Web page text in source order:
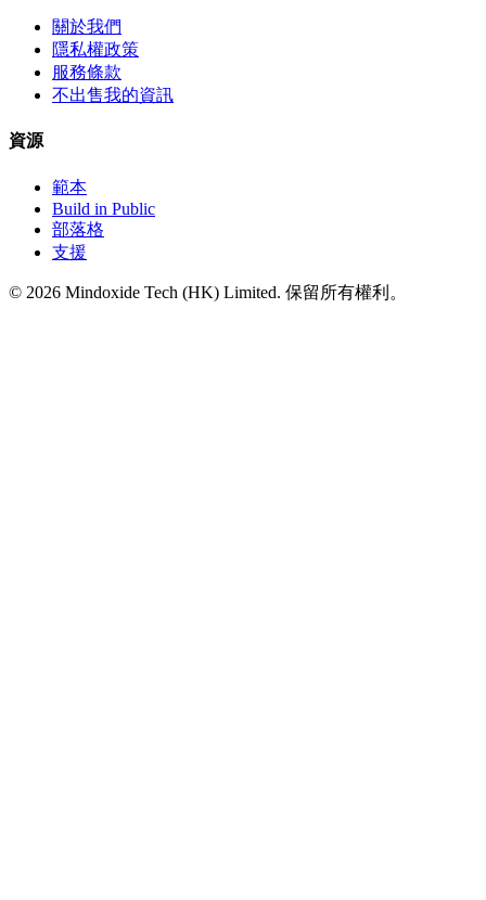
關於我們
隱私權政策
服務條款
不出售我的資訊
資源
範本
Build in Public
部落格
支援
© 2026 Mindoxide Tech (HK) Limited. 保留所有權利。